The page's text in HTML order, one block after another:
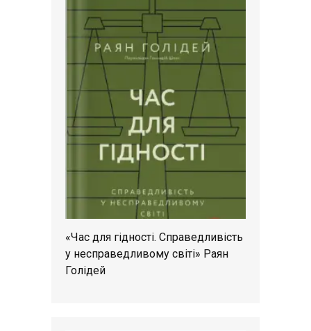
«Час для гідності. Справедливість
у несправедливому світі» Раян
Голідей